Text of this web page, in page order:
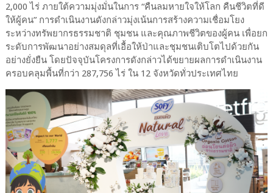
2,000 ไร่ ภายใต้ความมุ่งมั่นในการ “คืนลมหายใจให้โลก คืนชีวิตที่ดี
ให้ผู้คน” การดำเนินงานดังกล่าวมุ่งเน้นการสร้างความเชื่อมโยง
ระหว่างทรัพยากรธรรมชาติ ชุมชน และคุณภาพชีวิตของผู้คน เพื่อยก
ระดับการพัฒนาอย่างสมดุลที่เอื้อให้ป่าและชุมชนเติบโตไปด้วยกัน
อย่างยั่งยืน โดยปัจจุบันโครงการดังกล่าวได้ขยายผลการดำเนินงาน
ครอบคลุมพื้นที่กว่า 287,756 ไร่ ใน 12 จังหวัดทั่วประเทศไทย